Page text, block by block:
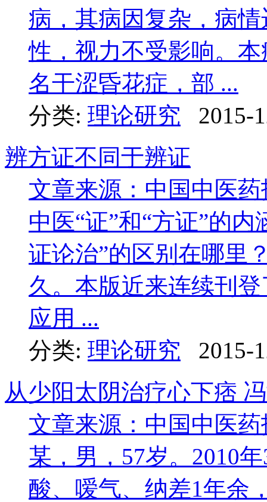
病，其病因复杂，病
性，视力不受影响。
名干涩昏花症，部 ...
分类: 理论研究
2015-
辨方证不同于辨证
文章来源：中国中医
中医“证”和“方证”的
证论治”的区别在哪里
久。本版近来连续刊
应用 ...
分类: 理论研究
2015-
从少阳太阴治疗心下痞
文章来源：中国中医
某，男，57岁。2010
酸、嗳气、纳差1年余